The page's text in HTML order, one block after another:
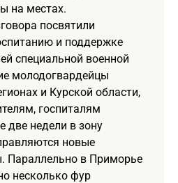
на местах.
посвятили
и поддержке
специальной военной
молодогвардейцы
и Курской области,
госпиталям
две недели в зону
новые
Параллельно в Приморье
несколько фур